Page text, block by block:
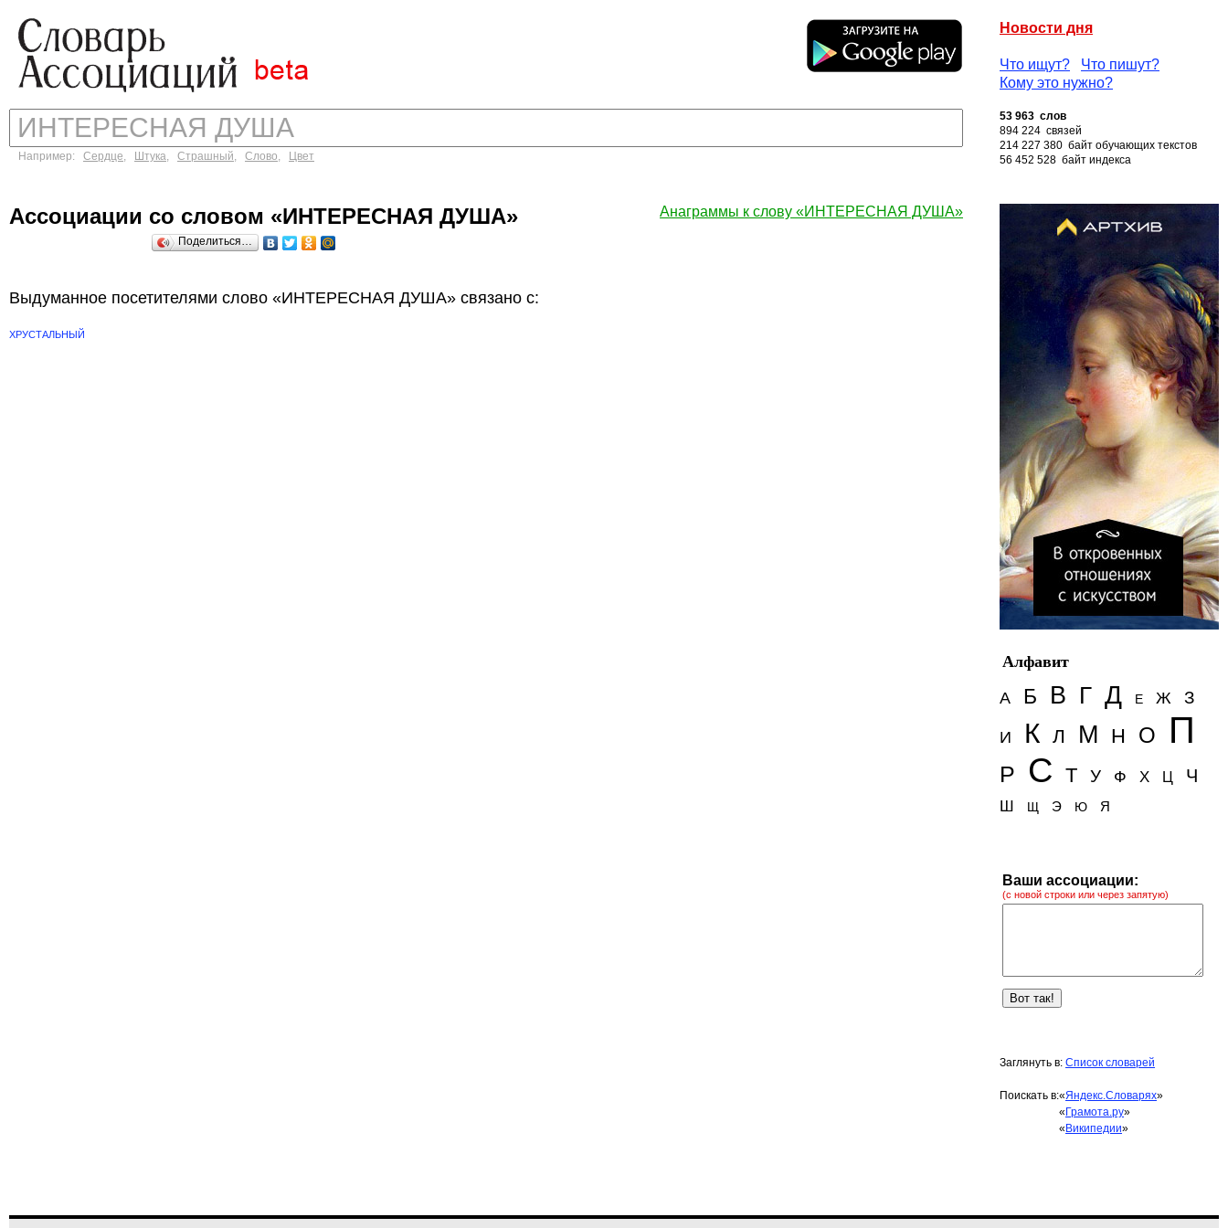
Новости дня
Что ищут?
Что пишут?
Кому это нужно?
Например: Сердце, Штука, Страшный, Слово, Цвет
53 963 слов
894 224 связей
214 227 380 байт обучающих текстов
56 452 528 байт индекса
Анаграммы к слову «ИНТЕРЕСНАЯ ДУША»
Ассоциации со словом «ИНТЕРЕСНАЯ ДУША»
Поделиться…
Выдуманное посетителями слово «ИНТЕРЕСНАЯ ДУША» связано с:
ХРУСТАЛЬНЫЙ
Алфавит
А
Б В Г Д Е Ж З
И К Л М Н О П
Р С Т У Ф Х Ц Ч
Ш Щ Э Ю Я
Ваши ассоциации:
(с новой строки или через запятую)
Заглянуть в: Список словарей
Поискать в:«Яндекс.Словарях»
« Грамота.ру»
« Википедии»